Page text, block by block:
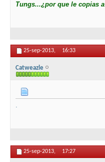
Tungs...¿por que le copias a
25-sep-2013, 16:33
Catweazle
.
25-sep-2013, 17:27